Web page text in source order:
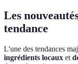
Les
tendance
L'une des tendances
ingrédients locaux et